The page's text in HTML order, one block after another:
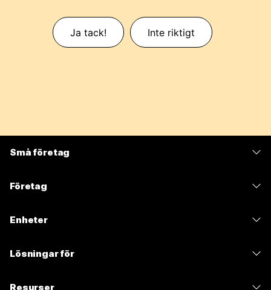
Ja tack! Inte riktigt
Små företag
Företag
Enheter
Lösningar för
Resurser